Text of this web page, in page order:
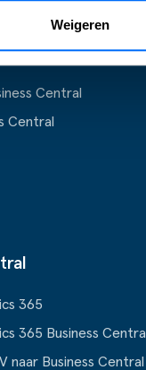
Weigeren
Central
Central
365
365 Business Central
naar Business Central